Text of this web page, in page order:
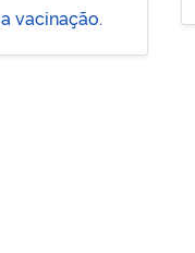
vacinação.